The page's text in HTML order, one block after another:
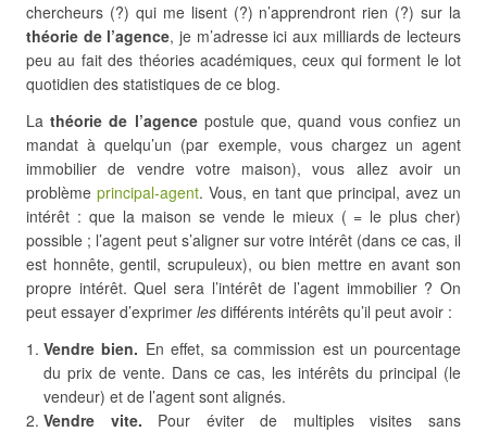
chercheurs (?) qui me lisent (?) n’apprendront rien (?) sur la
théorie de l’agence, je m’adresse ici aux milliards de lecteurs
peu au fait des théories académiques, ceux qui forment le lot
quotidien des statistiques de ce blog.
Lathéorie de l’agencepostule que, quand vous confiez un
mandat à quelqu’un (par exemple, vous chargez un agent
immobilier de vendre votre maison), vous allez avoir un
problème principal-agent. Vous, en tant que principal, avez un
intérêt : que la maison se vende le mieux ( = le plus cher)
possible ; l’agent peut s’aligner sur votre intérêt (dans ce cas, il
est honnête, gentil, scrupuleux), ou bien mettre en avant son
propre intérêt. Quel sera l’intérêt de l’agent immobilier ? On
peut essayer d’exprimer les différents intérêts qu’il peut avoir :
Vendre bien. En effet, sa commission est un pourcentage
du prix de vente. Dans ce cas, les intérêts du principal (le
vendeur) et de l’agent sont alignés.
Vendre vite. Pour éviter de multiples visites sans